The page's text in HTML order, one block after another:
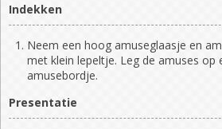
Indekken
Neem een hoog amuseglaasje en
met klein lepeltje. Leg de amuses op
amusebordje.
Presentatie